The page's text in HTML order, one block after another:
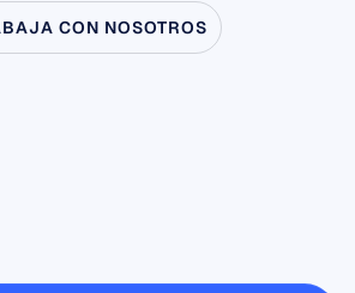
CON NOSOTROS